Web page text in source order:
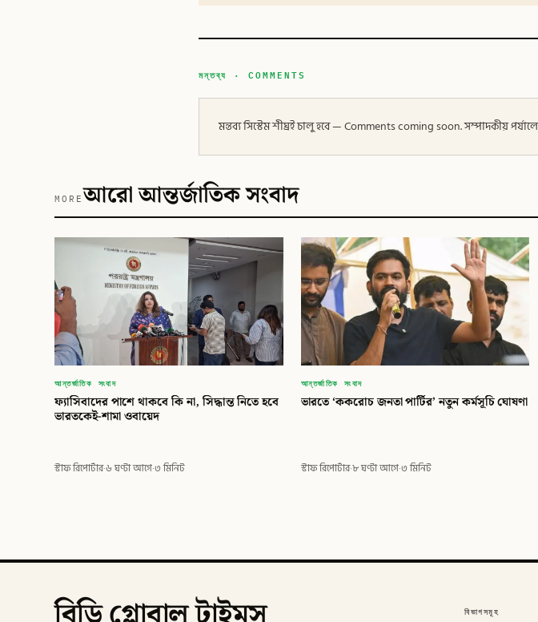
মন্তব্য · COMMENTS
মন্তব্য সিস্টেম শীঘ্রই চালু হবে — Comments coming soon. সম্পাদকীয়
MOREআরো আন্তর্জাতিক সংবাদ
আন্তর্জাতিক সংবাদ
ফ্যাসিবাদের পাশে থাকবে কি না, সিদ্ধান্ত নিতে হবে
ভারতকেই-শামা ওবায়েদ
স্টাফ রিপোর্টার·৬ ঘণ্টা আগে·৩ মিনিট
আন্তর্জাতিক সংবাদ
ভারতে ‘ককরোচ জনতা পার্টির’ নতুন কর্মসূচি ঘোষণা
স্টাফ রিপোর্টার·৮ ঘণ্টা আগে·৩ মিনিট
বিভাগসমূহ